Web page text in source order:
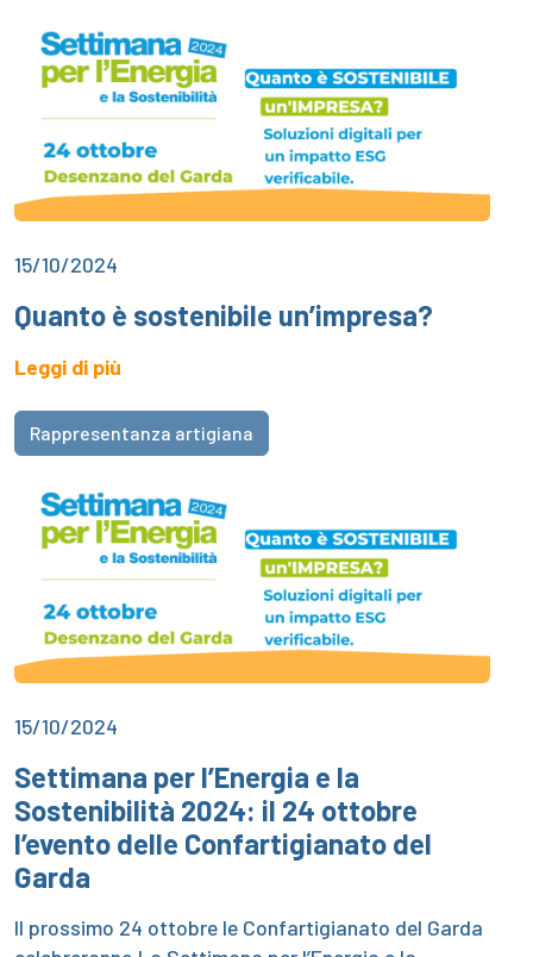
15/10/2024
Quanto è sostenibile un’impresa?
Leggi di più
Rappresentanza artigiana
15/10/2024
Settimana per l’Energia e la
Sostenibilità 2024: il 24 ottobre
l’evento delle Confartigianato del
Garda
Il prossimo 24 ottobre le Confartigianato del Garda